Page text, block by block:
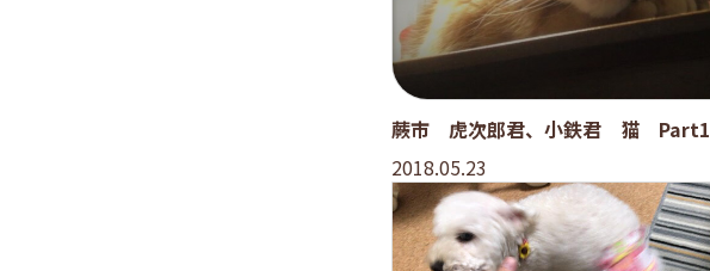
蕨市 虎次郎君、小鉄君 猫 Part1
2018.05.23